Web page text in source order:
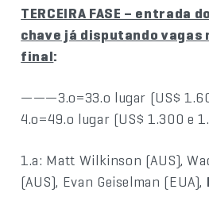
TERCEIRA FASE – entrada
chave já disputando vagas
final:
———3.o=33.o lugar (US$
4.o=49.o lugar (US$ 1.300 e
1.a: Matt Wilkinson (AUS),
(AUS), Evan Geiselman (EUA),